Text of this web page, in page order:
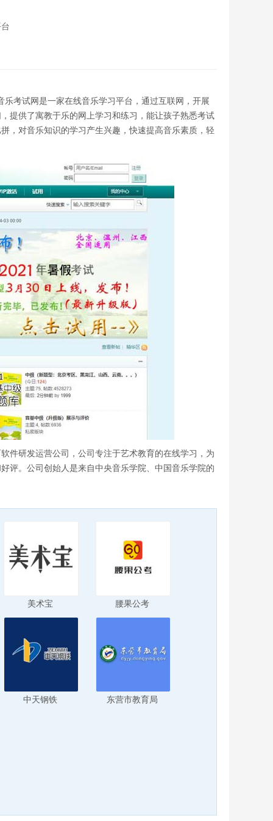
考试网是一家在线音乐学习平台，通过互联网，开展
提供了寓教于乐的网上学习和练习，能让孩子熟悉考试
，对音乐知识的学习产生兴趣，快速提高音乐素质，轻
件研发运营公司，公司专注于艺术教育的在线学习，为
评。公司创始人是来自中央音乐学院、中国音乐学院的
美术宝 腰果公考
中天钢铁 东营市教育局